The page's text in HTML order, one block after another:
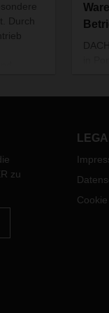
Durch
zu